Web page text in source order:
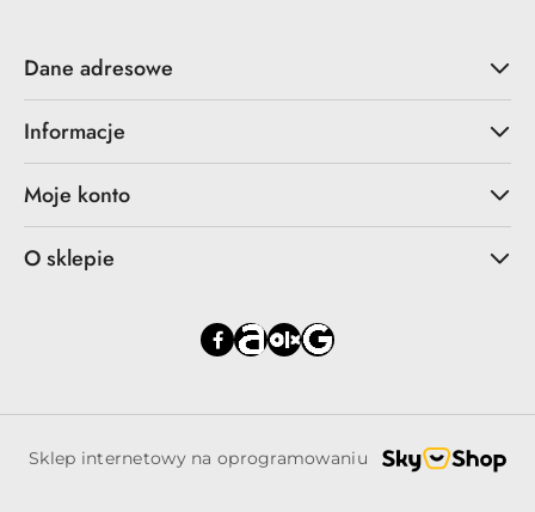
Dane adresowe
Informacje
Moje konto
O sklepie
Sklep internetowy na oprogramowaniu